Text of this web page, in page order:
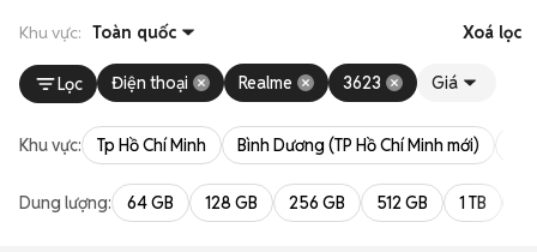
Khu vực: Toàn quốc Xoá lọc
Lọc Điện thoại Realme 3623 Giá
Khu vực: Tp Hồ Chí Minh Bình Dương (TP Hồ Chí Minh mới)
Dung lượng: 64 GB 128 GB 256 GB 512 GB 1 TB